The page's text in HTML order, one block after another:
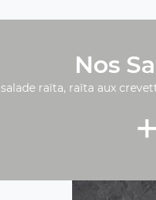
Nos
salade raïta, raïta aux
+